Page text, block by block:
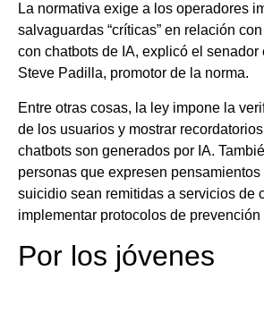
La normativa exige a los operadores
salvaguardas “críticas” en relación
con chatbots de IA, explicó el senador
Steve Padilla, promotor de la norma.
Entre otras cosas, la ley impone la
de los usuarios y mostrar
chatbots son generados por IA.
personas que expresen
suicidio sean remitidas a servicios de
implementar protocolos de
Por los jóvenes